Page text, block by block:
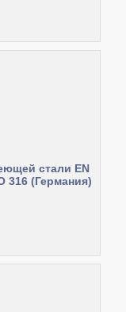
стали EN
316 (Германия)